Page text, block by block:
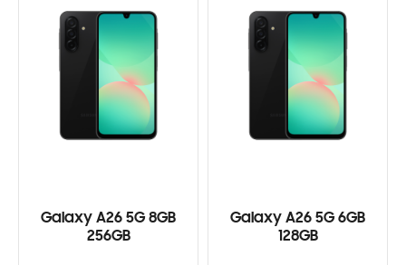
Galaxy A26 5G 8GB
256GB
Galaxy A26 5G 6GB
128GB